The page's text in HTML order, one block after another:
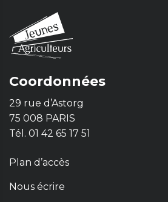
Coordonnées
29 rue d’Astorg
75 008 PARIS
Tél. 01 42 65 17 51
Plan d’accès
Nous écrire